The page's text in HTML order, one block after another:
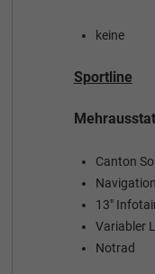
keine
Sportline
Canton
13"
Variabler
Notrad
Bünyamin